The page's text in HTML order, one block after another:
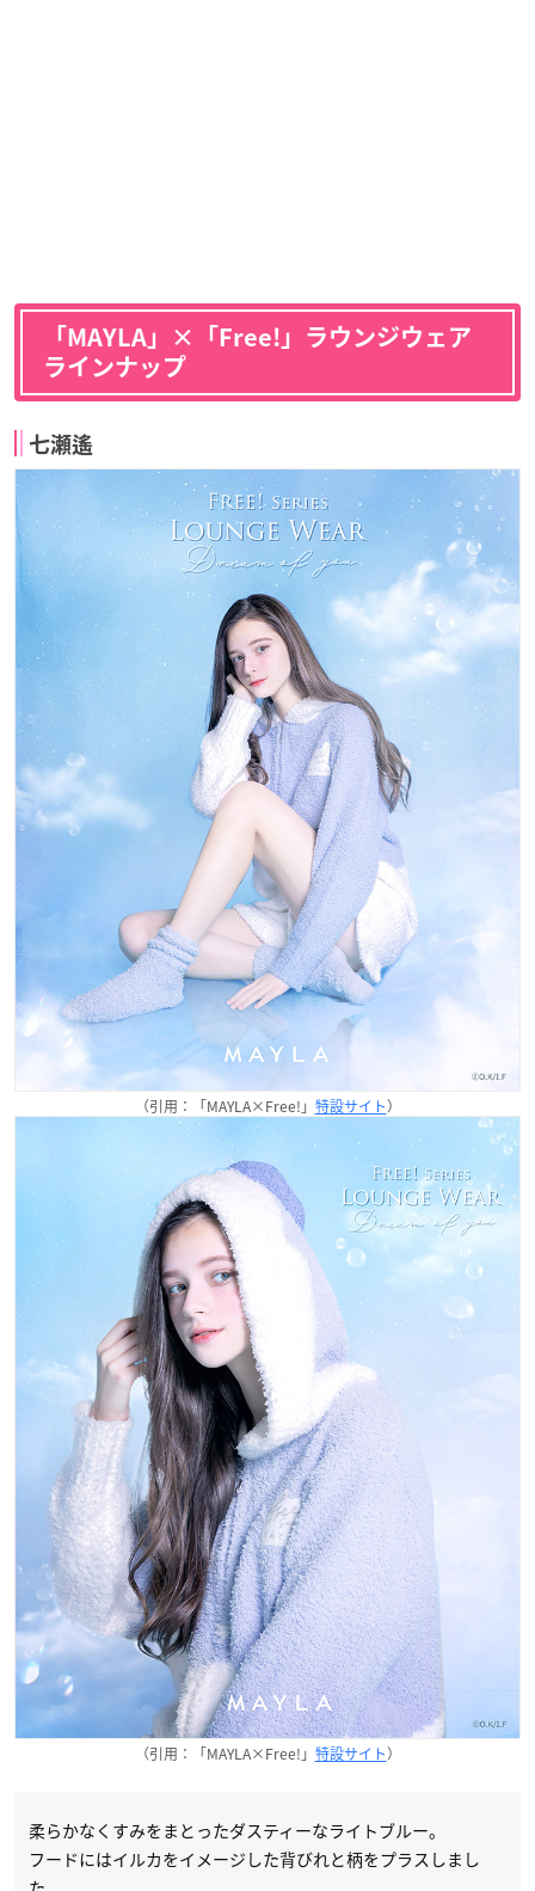
「MAYLA」×「Free!」ラウンジウェア
ラインナップ
七瀬遙
（引用：「MAYLA×Free!」 特設サイト）
（引用：「MAYLA×Free!」 特設サイト）
柔らかなくすみをまとったダスティーなライトブルー。
フードにはイルカをイメージした背びれと柄をプラスしまし